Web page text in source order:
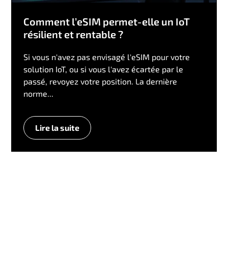
Comment l’eSIM permet-elle un IoT
résilient et rentable ?
Si vous n'avez pas envisagé l'eSIM pour votre
solution IoT, ou si vous l'avez écartée par le
passé, revoyez votre position. La dernière
norme...
Lire la suite